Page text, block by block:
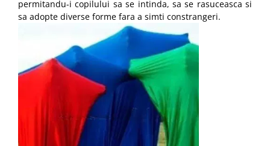
permitandu-i copilului sa se intinda, sa se rasuceasca si
sa adopte diverse forme fara a simti constrangeri.